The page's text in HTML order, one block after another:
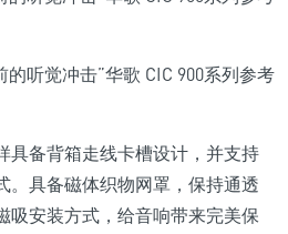
具备背箱走线卡槽设计，并支持
。具备磁体织物网罩，保持通透
吸安装方式，给音响带来完美保